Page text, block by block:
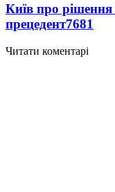
Київ про
прецедент7681
Читати коментарі